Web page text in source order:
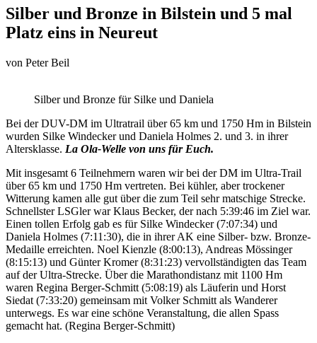
Silber und Bronze in Bilstein und 5 mal
Platz eins in Neureut
von Peter Beil
Silber und Bronze für Silke und Daniela
Bei der DUV-DM im Ultratrail über 65 km und 1750 Hm in Bilstein
wurden Silke Windecker und Daniela Holmes 2. und 3. in ihrer
Altersklasse. La Ola-Welle von uns für Euch.
Mit insgesamt 6 Teilnehmern waren wir bei der DM im Ultra-Trail
über 65 km und 1750 Hm vertreten. Bei kühler, aber trockener
Witterung kamen alle gut über die zum Teil sehr matschige Strecke.
Schnellster LSGler war Klaus Becker, der nach 5:39:46 im Ziel war.
Einen tollen Erfolg gab es für Silke Windecker (7:07:34) und
Daniela Holmes (7:11:30), die in ihrer AK eine Silber- bzw. Bronze-
Medaille erreichten. Noel Kienzle (8:00:13), Andreas Mössinger
(8:15:13) und Günter Kromer (8:31:23) vervollständigten das Team
auf der Ultra-Strecke. Über die Marathondistanz mit 1100 Hm
waren Regina Berger-Schmitt (5:08:19) als Läuferin und Horst
Siedat (7:33:20) gemeinsam mit Volker Schmitt als Wanderer
unterwegs. Es war eine schöne Veranstaltung, die allen Spass
gemacht hat. (Regina Berger-Schmitt)